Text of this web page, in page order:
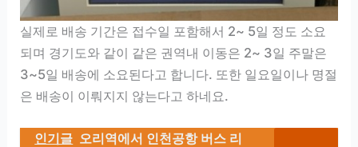
실제로 배송 기간은 접수일 포함해서 2~ 5일 정도 소요
되며 경기도와 같이 같은 권역내 이동은 2~ 3일 주말은
3~5일 배송에 소요된다고 합니다. 또한 일요일이나 명절
은 배송이 이뤄지지 않는다고 하네요.
인기글 오리역에서 인천공항 버스 리